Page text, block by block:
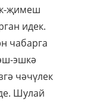
җимеш
идек.
чабарга
эшкә
чәчүлек
Шулай